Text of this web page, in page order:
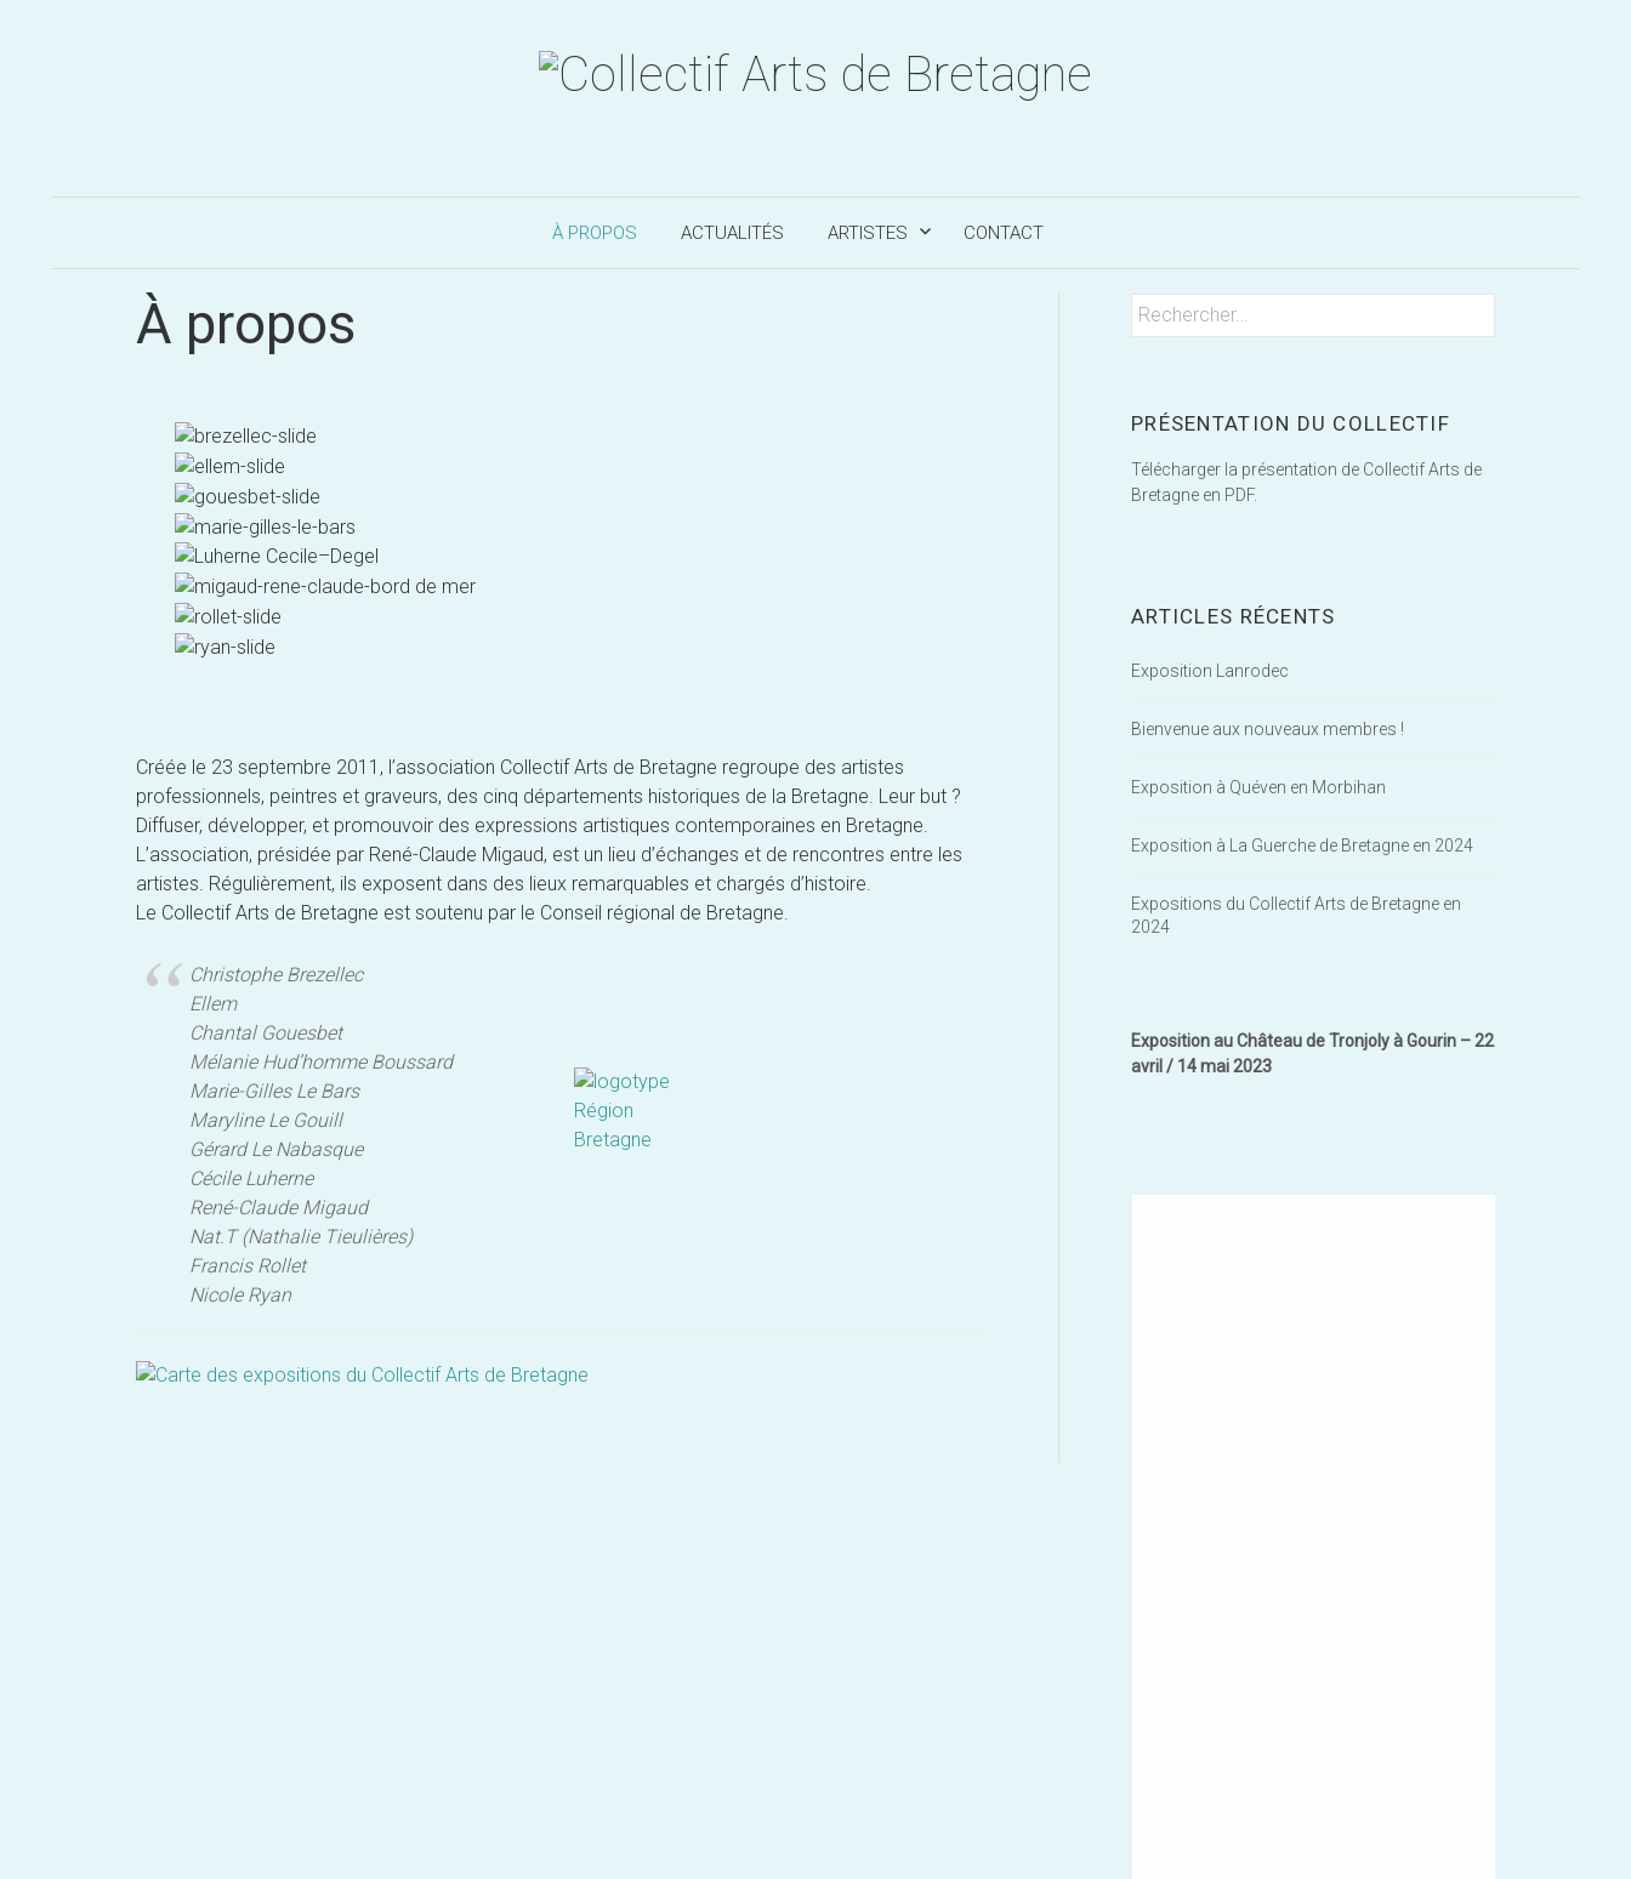
À PROPOS ACTUALITÉS ARTISTES CONTACT
À propos
Créée le 23 septembre 2011, l’association Collectif Arts de Bretagne regroupe des artistes
professionnels, peintres et graveurs, des cinq départements historiques de la Bretagne. Leur but ?
Diffuser, développer, et promouvoir des expressions artistiques contemporaines en Bretagne.
L’association, présidée par René-Claude Migaud, est un lieu d’échanges et de rencontres entre les
artistes. Régulièrement, ils exposent dans des lieux remarquables et chargés d’histoire.
Le Collectif Arts de Bretagne est soutenu par le Conseil régional de Bretagne.
Christophe Brezellec
Ellem
Chantal Gouesbet
Mélanie Hud’homme Boussard
Marie-Gilles Le Bars
Maryline Le Gouill
Gérard Le Nabasque
Cécile Luherne
René-Claude Migaud
Nat.T (Nathalie Tieulières)
Francis Rollet
Nicole Ryan
Rechercher :
PRÉSENTATION DU COLLECTIF
Télécharger la présentation de Collectif Arts de
Bretagne en PDF.
ARTICLES RÉCENTS
Exposition Lanrodec
Bienvenue aux nouveaux membres !
Exposition à Quéven en Morbihan
Exposition à La Guerche de Bretagne en 2024
Expositions du Collectif Arts de Bretagne en
2024
Exposition au Château de Tronjoly à Gourin – 22
avril / 14 mai 2023